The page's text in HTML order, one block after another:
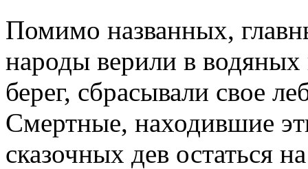
Помимо названных,
народы верили в
берег, сбрасывали свое
Смертные, находившие
сказочных дев остаться